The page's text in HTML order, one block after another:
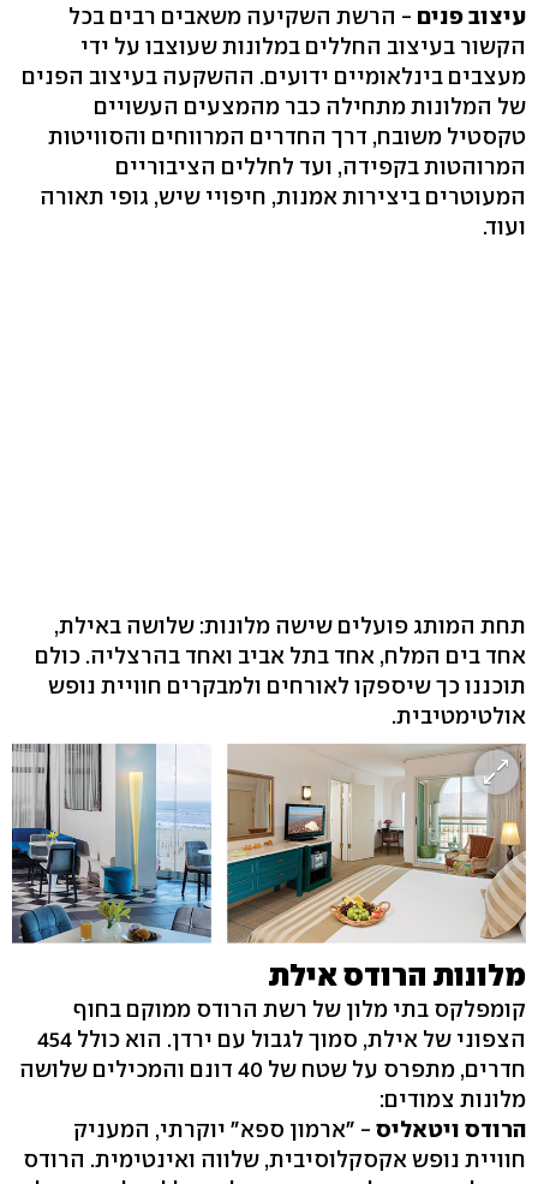
עיצוב פנים - הרשת השקיעה משאבים רבים בכל
הקשור בעיצוב החללים במלונות שעוצבו על ידי
מעצבים בינלאומיים ידועים. ההשקעה בעיצוב הפנים
של המלונות מתחילה כבר מהמצעים העשויים
טקסטיל משובח, דרך החדרים המרווחים והסוויטות
המרוהטות בקפידה, ועד לחללים הציבוריים
המעוטרים ביצירות אמנות, חיפויי שיש, גופי תאורה
ועוד.
תחת המותג פועלים שישה מלונות: שלושה באילת,
אחד בים המלח, אחד בתל אביב ואחד בהרצליה. כולם
תוכננו כך שיספקו לאורחים ולמבקרים חוויית נופש
אולטימטיבית.
מלונות הרודס אילת
קומפלקס בתי מלון של רשת הרודס ממוקם בחוף
הצפוני של אילת, סמוך לגבול עם ירדן. הוא כולל 454
חדרים, מתפרס על שטח של 40 דונם והמכילים שלושה
מלונות צמודים:
הרודס ויטאליס - "ארמון ספא" יוקרתי, המעניק
חוויית נופש אקסקלוסיבית, שלווה ואינטימית. הרודס